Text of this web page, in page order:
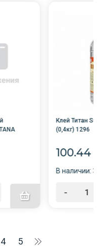
Клей Титан
(0,4кг) 1296
100.44
В наличии:
-
4 5